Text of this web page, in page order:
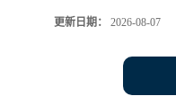
更新日期： 2026-08-07